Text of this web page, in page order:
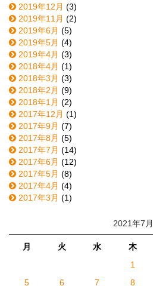
2019年12月 (3)
2019年11月 (2)
2019年6月 (5)
2019年5月 (4)
2019年4月 (3)
2018年4月 (1)
2018年3月 (3)
2018年2月 (9)
2018年1月 (2)
2017年12月 (1)
2017年9月 (7)
2017年8月 (5)
2017年7月 (14)
2017年6月 (12)
2017年5月 (8)
2017年4月 (4)
2017年3月 (1)
2021年7月
月 火 水 木
1
5
6 7 8